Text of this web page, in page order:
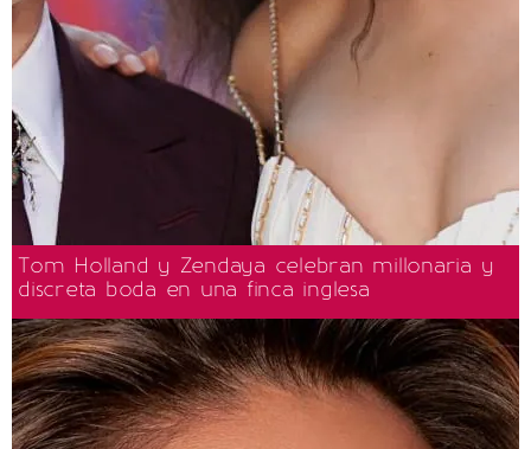
Tom Holland y Zendaya celebran millonaria y
discreta boda en una finca inglesa